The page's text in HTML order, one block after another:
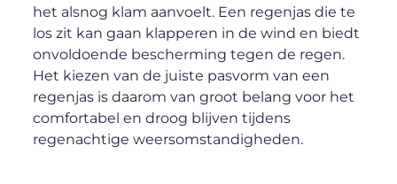
het alsnog klam aanvoelt. Een regenjas die te
los zit kan gaan klapperen in de wind en biedt
onvoldoende bescherming tegen de regen.
Het kiezen van de juiste pasvorm van een
regenjas is daarom van groot belang voor het
comfortabel en droog blijven tijdens
regenachtige weersomstandigheden.